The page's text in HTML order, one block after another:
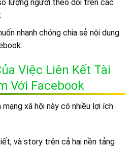
lượng người theo dõi trên các
nhanh chóng chia sẻ nội dung
Việc Liên Kết Tài
Với Facebook
xã hội này có nhiều lợi ích
và story trên cả hai nền tảng